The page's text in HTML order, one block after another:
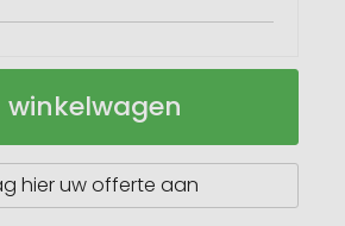
winkelwagen
hier uw offerte aan